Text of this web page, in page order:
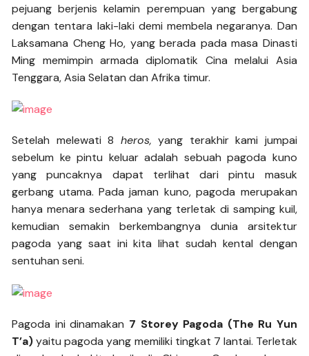
pejuang berjenis kelamin perempuan yang bergabung
dengan tentara laki-laki demi membela negaranya. Dan
Laksamana Cheng Ho, yang berada pada masa Dinasti
Ming memimpin armada diplomatik Cina melalui Asia
Tenggara, Asia Selatan dan Afrika timur.
Setelah melewati 8 heros, yang terakhir kami jumpai
sebelum ke pintu keluar adalah sebuah pagoda kuno
yang puncaknya dapat terlihat dari pintu masuk
gerbang utama. Pada jaman kuno, pagoda merupakan
hanya menara sederhana yang terletak di samping kuil,
kemudian semakin berkembangnya dunia arsitektur
pagoda yang saat ini kita lihat sudah kental dengan
sentuhan seni.
Pagoda ini dinamakan 7 Storey Pagoda (The Ru Yun
T’a)yaitu pagoda yang memiliki tingkat 7 lantai. Terletak